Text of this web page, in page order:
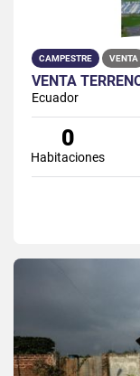
CAMPESTRE VENTA
VENTA
Ecuador
0
Habitaciones